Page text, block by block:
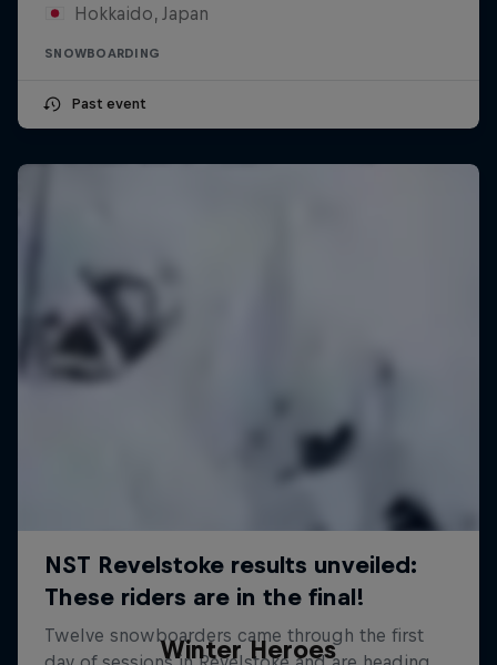
Hokkaido, Japan
SNOWBOARDING
Past event
Winter Heroes